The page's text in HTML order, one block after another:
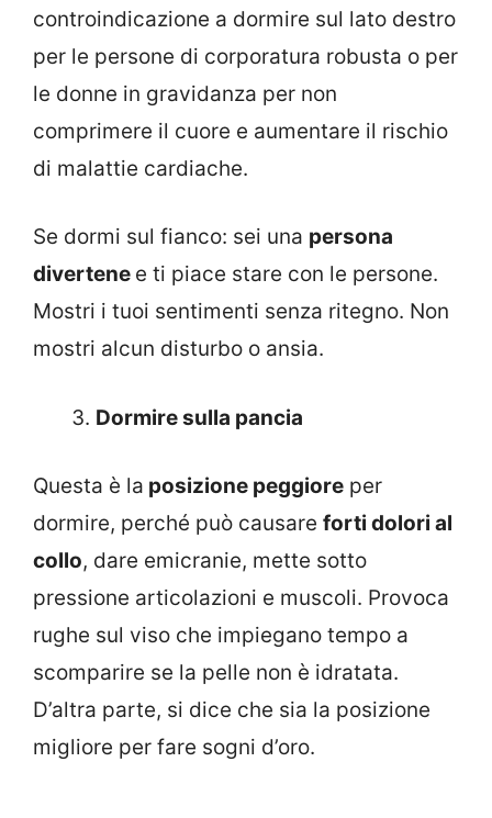
controindicazione a dormire sul lato destro
per le persone di corporatura robusta o per
le donne in gravidanza per non
comprimere il cuore e aumentare il rischio
di malattie cardiache.
Se dormi sul fianco: sei una persona
divertene e ti piace stare con le persone.
Mostri i tuoi sentimenti senza ritegno. Non
mostri alcun disturbo o ansia.
Dormire sulla pancia
Questa è la posizione peggiore per
dormire, perché può causare forti dolori al
collo, dare emicranie, mette sotto
pressione articolazioni e muscoli. Provoca
rughe sul viso che impiegano tempo a
scomparire se la pelle non è idratata.
D’altra parte, si dice che sia la posizione
migliore per fare sogni d’oro.